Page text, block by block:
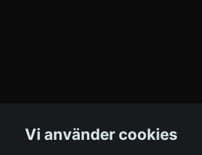
Vi använder cookies